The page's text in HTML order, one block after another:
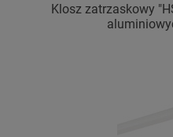
Klosz zatrzaskowy